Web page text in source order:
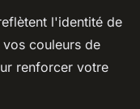
l'identité de
couleurs de
renforcer votre